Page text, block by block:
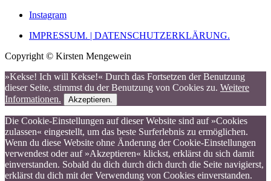
Instagram
IMPRESSUM. | DATENSCHUTZERKLÄRUNG.
Copyright © Kirsten Mengewein
»Kekse! Ich will Kekse!« Durch das Fortsetzen der Benutzung
dieser Seite, stimmst du der Benutzung von Cookies zu. Weitere
Informationen.
Akzeptieren.
Die Cookie-Einstellungen auf dieser Website sind auf »Cookies
zulassen« eingestellt, um das beste Surferlebnis zu ermöglichen.
Wenn du diese Website ohne Änderung der Cookie-Einstellungen
verwendest oder auf »Akzeptieren« klickst, erklärst du sich damit
einverstanden. Sobald du dich durch dich durch die Seite navigierst,
erklärst du dich mit der Verwendung von Cookies einverstanden.